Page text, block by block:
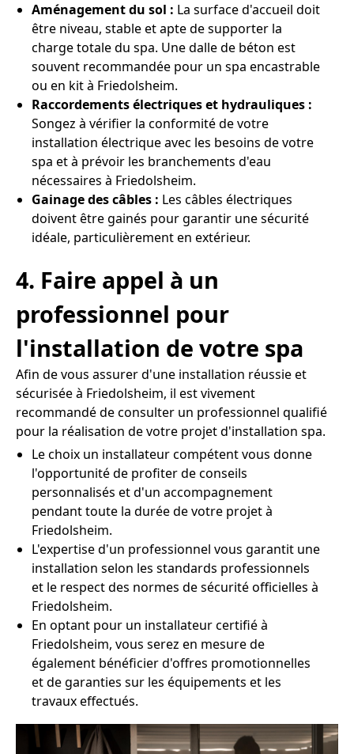
Aménagement du sol : La surface d'accueil doit
être niveau, stable et apte de supporter la
charge totale du spa. Une dalle de béton est
souvent recommandée pour un spa encastrable
ou en kit à Friedolsheim.
Raccordements électriques et hydrauliques :
Songez à vérifier la conformité de votre
installation électrique avec les besoins de votre
spa et à prévoir les branchements d'eau
nécessaires à Friedolsheim.
Gainage des câbles : Les câbles électriques
doivent être gainés pour garantir une sécurité
idéale, particulièrement en extérieur.
4. Faire appel à un
professionnel pour
l'installation de votre spa
Afin de vous assurer d'une installation réussie et
sécurisée à Friedolsheim, il est vivement
recommandé de consulter un professionnel qualifié
pour la réalisation de votre projet d'installation spa.
Le choix un installateur compétent vous donne
l'opportunité de profiter de conseils
personnalisés et d'un accompagnement
pendant toute la durée de votre projet à
Friedolsheim.
L'expertise d'un professionnel vous garantit une
installation selon les standards professionnels
et le respect des normes de sécurité officielles à
Friedolsheim.
En optant pour un installateur certifié à
Friedolsheim, vous serez en mesure de
également bénéficier d'offres promotionnelles
et de garanties sur les équipements et les
travaux effectués.